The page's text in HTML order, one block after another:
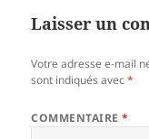
Laisser un
Votre adresse e-mail
sont indiqués avec*
COMMENTAIRE*